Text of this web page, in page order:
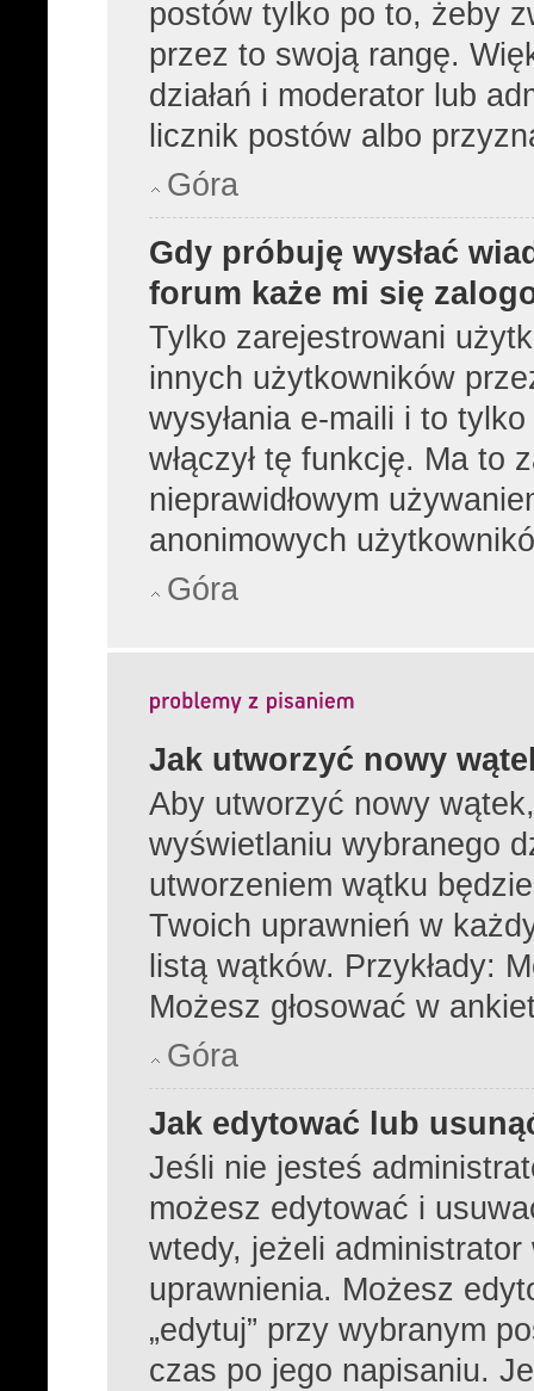
postów tylko po to, żeby
przez to swoją rangę.
działań i moderator lub
licznik postów albo
Góra
Gdy próbuję wysłać
forum każe mi się
Tylko zarejestrowani
innych użytkowników
wysyłania e-maili i to
włączył tę funkcję. Ma to
nieprawidłowym
anonimowych
Góra
Jak utworzyć nowy
Aby utworzyć nowy
wyświetlaniu wybranego
utworzeniem wątku
Twoich uprawnień w
listą wątków. Przykłady:
Możesz głosować w
Góra
Jak edytować lub
Jeśli nie jesteś
możesz edytować i
wtedy, jeżeli administrator
uprawnienia. Możesz
„edytuj” przy wybranym
czas po jego napisaniu.